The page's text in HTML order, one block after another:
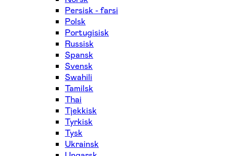
Persisk - farsi
Polsk
Portugisisk
Russisk
Spansk
Svensk
Swahili
Tamilsk
Thai
Tjekkisk
Tyrkisk
Tysk
Ukrainsk